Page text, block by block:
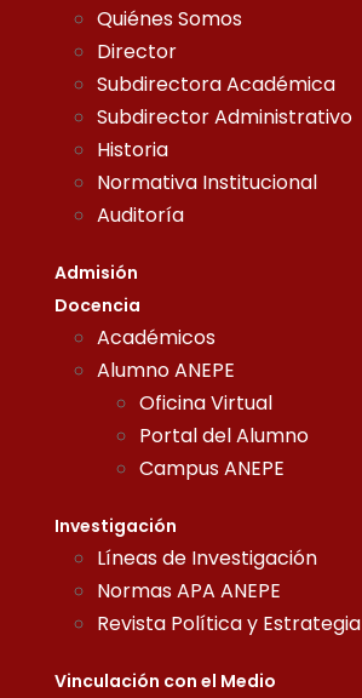
Quiénes Somos
Director
Subdirectora Académica
Subdirector Administrativo
Historia
Normativa Institucional
Auditoría
Admisión
Docencia
Académicos
Alumno ANEPE
Oficina Virtual
Portal del Alumno
Campus ANEPE
Investigación
Líneas de Investigación
Normas APA ANEPE
Revista Política y Estrategia
Vinculación con el Medio